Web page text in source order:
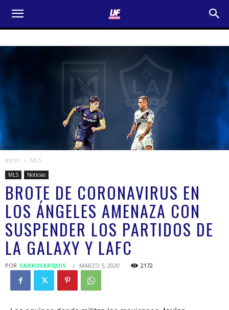
Inicio MLS
MLS Noticias
BROTE DE CORONAVIRUS EN
LOS ÁNGELES AMENAZA CON
SUSPENDER LOS PARTIDOS DE
LA GALAXY Y LAFC
POR SARKOSARQUIS MARZO 5, 2020 2172